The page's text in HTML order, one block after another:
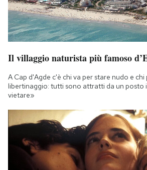
Il villaggio naturista più famoso
A Cap d'Agde c'è chi va per stare nudo e chi
libertinaggio: tutti sono attratti da un posto
vietare»